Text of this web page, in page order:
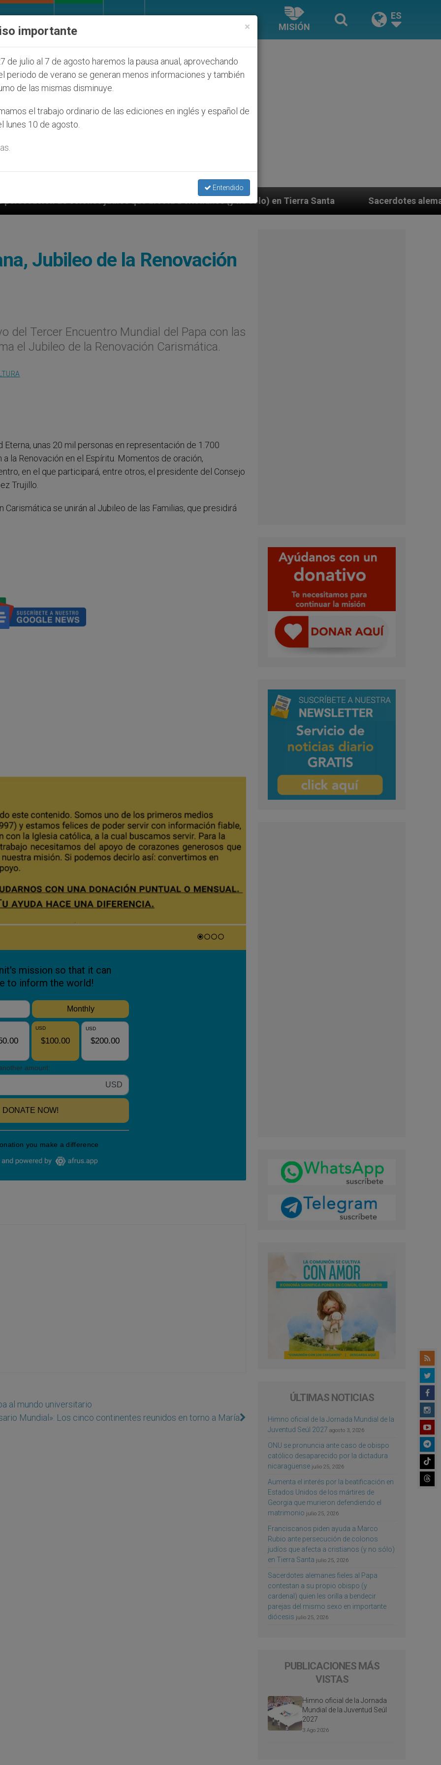
MISIÓN
ES
judíos que afecta a cristianos (y no sólo) en Tierra Santa Sacerdotes alemanes fieles al Papa
Jubileo de la Renovación
del Tercer Encuentro Mundial del Papa con las
el Jubileo de la Renovación Carismática.
unas 20 mil personas en representación de 1.700
la Renovación en el Espíritu. Momentos de oración,
en el que participará, entre otros, el presidente del Consejo
Trujillo.
se unirán al Jubileo de las Familias, que presidirá
al mundo universitario
Mundial»: Los cinco continentes reunidos en torno a María
ÚLTIMAS NOTICIAS
Himno oficial de la Jornada Mundial de la
Juventud Seúl 2027 agosto 3, 2026
ONU se pronuncia ante caso de obispo
católico desaparecido por la dictadura
nicaragüense julio 25, 2026
Aumenta el interés por la beatificación en
Estados Unidos de los mártires de
Georgia que murieron defendiendo el
matrimonio julio 25, 2026
Franciscanos piden ayuda a Marco
Rubio ante persecución de colonos
judíos que afecta a cristianos (y no sólo)
en Tierra Santa julio 25, 2026
Sacerdotes alemanes fieles al Papa
contestan a su propio obispo (y
cardenal) quien les orilla a bendecir
parejas del mismo sexo en importante
diócesis julio 25, 2026
PUBLICACIONES MÁS
VISTAS
Himno oficial de la Jornada
Mundial de la Juventud Seúl
2027
3 Ago 2026
×
importante
de julio al 7 de agosto haremos la pausa anual, aprovechando
periodo de verano se generan menos informaciones y también
de las mismas disminuye.
el trabajo ordinario de las ediciones en inglés y español de
lunes 10 de agosto.
Entendido